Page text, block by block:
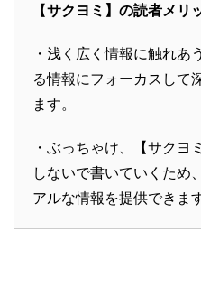
【サクヨミ】の読者メリ
・浅く広く情報に触れあ
る情報にフォーカスして
ます。
・ぶっちゃけ、【サクヨ
しないで書いていくため
アルな情報を提供できます